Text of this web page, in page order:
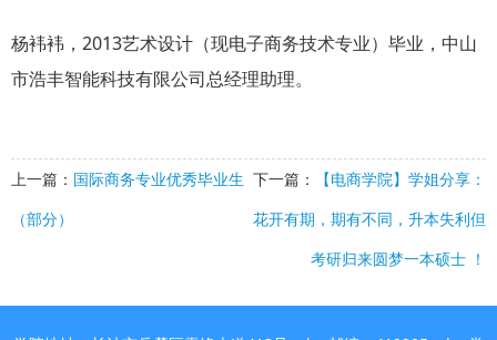
杨袆袆，2013艺术设计（现电子商务技术专业）毕业，中山
市浩丰智能科技有限公司总经理助理。
上一篇： 国际商务专业优秀毕业生
（部分）
下一篇：
【电商学院】学姐分享：
花开有期，期有不同，升本失利但
考研归来圆梦一本硕士 ！